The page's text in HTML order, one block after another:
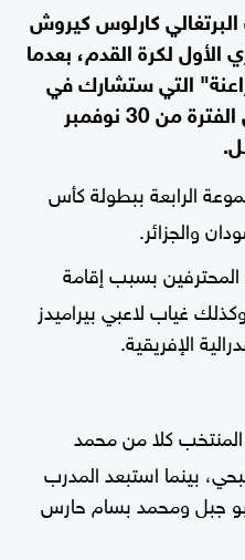
كارلوس كيروش
الأول لكرة القدم، بعدما
التي ستشارك في
بطولة كأس العرب بقطر خلال الفترة من 30 نوفمبر
الرابعة ببطولة كأس
والجزائر.
بسبب إقامة
غياب لاعبي بيراميدز
الإفريقية.
كلا من محمد
بينما استبعد المدرب
جبل ومحمد بسام حارس